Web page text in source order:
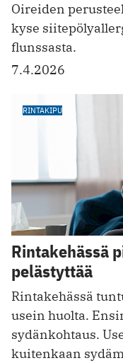
Oireiden
kyse
flunssasta.
7.4.2026
RINTAKIPU
Rintakehässä
pelästyttää
Rintakehässä
usein huolta.
sydänkohtaus.
kuitenkaan